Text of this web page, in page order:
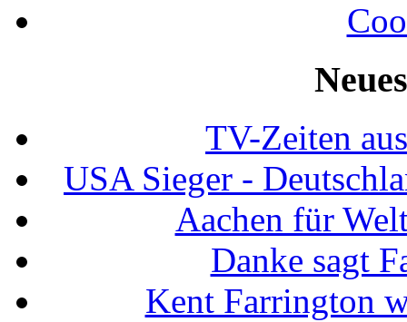
TV-Zeiten
USA Sieger -
Aachen für
Danke sagt
Kent Farrington